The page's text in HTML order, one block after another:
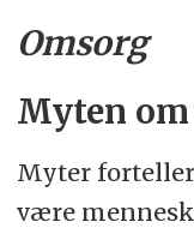
Omsorg
Myten om
Myter forteller
være